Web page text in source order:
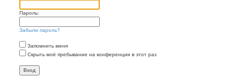
Пароль:
Забыли пароль?
Запомнить меня
Скрыть моё пребывание на конференции в этот раз